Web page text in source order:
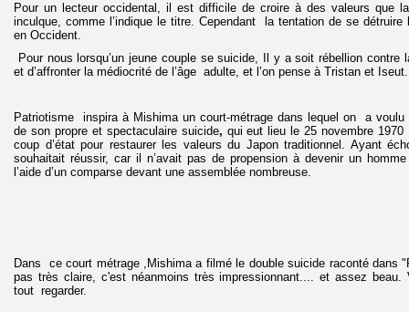
Pour un lecteur occidental, il est difficile de croire à des valeurs que
inculque, comme l’indique le titre. Cependant la tentation de se détruire
en Occident.
Pour nous lorsqu’un jeune couple se suicide, Il y a soit rébellion contre
et d’affronter la médiocrité de l’âge adulte, et l’on pense à Tristan et Iseut.
Patriotisme inspira à Mishima un court-métrage dans lequel on a
de son propre et spectaculaire suicide, qui eut lieu le 25 novembre
coup d’état pour restaurer les valeurs du Japon traditionnel. Ayant
souhaitait réussir, car il n’avait pas de propension à devenir un
l’aide d’un comparse devant une assemblée nombreuse.
Dans ce court métrage ,Mishima a filmé le double suicide raconté dans
pas très claire, c'est néanmoins très impressionnant.... et assez
tout regarder.